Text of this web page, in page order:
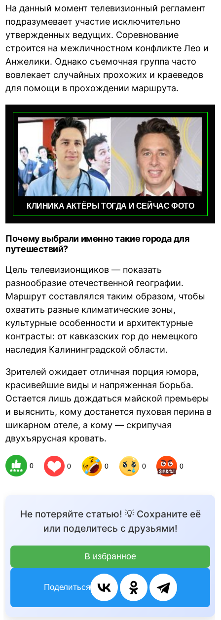
На данный момент телевизионный регламент
подразумевает участие исключительно
утвержденных ведущих. Соревнование
строится на межличностном конфликте Лео и
Анжелики. Однако съемочная группа часто
вовлекает случайных прохожих и краеведов
для помощи в прохождении маршрута.
КЛИНИКА АКТЁРЫ ТОГДА И СЕЙЧАС ФОТО
Почему выбрали именно такие города для
путешествий?
Цель телевизионщиков — показать
разнообразие отечественной географии.
Маршрут составлялся таким образом, чтобы
охватить разные климатические зоны,
культурные особенности и архитектурные
контрасты: от кавказских гор до немецкого
наследия Калининградской области.
Зрителей ожидает отличная порция юмора,
красивейшие виды и напряженная борьба.
Остается лишь дождаться майской премьеры
и выяснить, кому достанется пуховая перина в
шикарном отеле, а кому — скрипучая
двухъярусная кровать.
0 0 0 0 0
Не потеряйте статью! 💡 Сохраните её
или поделитесь с друзьями!
В избранное
Поделиться